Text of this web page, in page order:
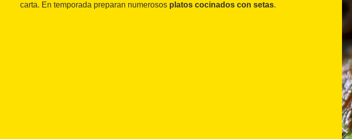
carta. En temporada preparan numerosos platos cocinados con setas.